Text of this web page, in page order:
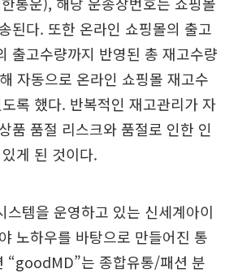
된다. 또한 온라인 쇼핑몰의 출고
출고수량까지 반영된 총 재고수량
자동으로 온라인 쇼핑몰 재고수
록 했다. 반복적인 재고관리가 자
품 품절 리스크와 품절로 인한 인
게 된 것이다.
스템을 운영하고 있는 신세계아이
노하우를 바탕으로 만들어진 통
“goodMD”는 종합유통/패션 분